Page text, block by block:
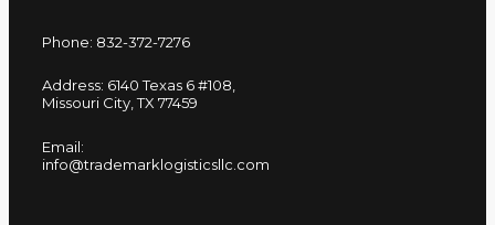
Phone: 832-372-7276
Address: 6140 Texas 6 #108,
Missouri City, TX 77459
Email:
info@trademarklogisticsllc.com